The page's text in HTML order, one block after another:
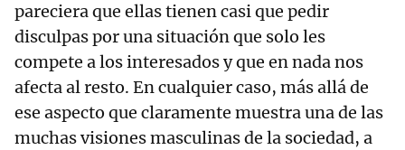
pareciera que ellas tienen casi que pedir
disculpas por una situación que solo les
compete a los interesados y que en nada nos
afecta al resto. En cualquier caso, más allá de
ese aspecto que claramente muestra una de las
muchas visiones masculinas de la sociedad, a